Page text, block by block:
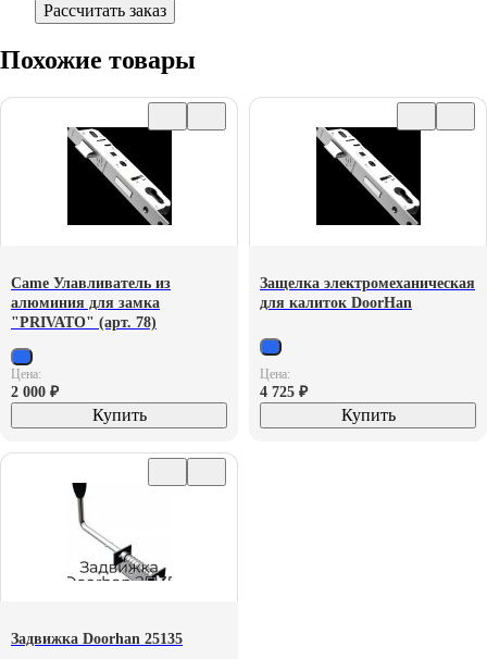
Рассчитать заказ
Похожие товары
Came Улавливатель из
алюминия для замка
"PRIVATO" (арт. 78)
Цена:
2 000 ₽
Купить
Защелка электромеханическая
для калиток DoorHan
Цена:
4 725 ₽
Купить
Задвижка Doorhan 25135